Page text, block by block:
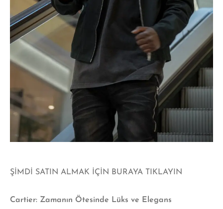
ŞİMDİ SATIN ALMAK İÇİN BURAYA TIKLAYIN
Cartier: Zamanın Ötesinde Lüks ve Elegans